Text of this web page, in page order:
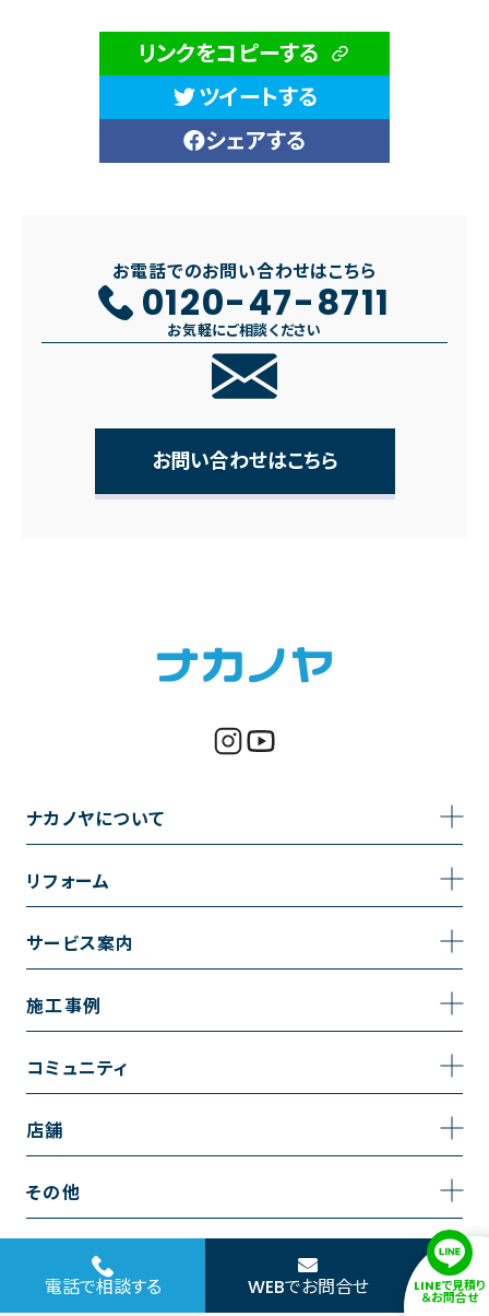
リンクをコピーする
ツイートする
シェアする
お電話でのお問い合わせはこちら
0120-47-8711
お気軽にご相談ください
お問い合わせはこちら
ナカノヤについて
事業内容
採用情報
リフォーム
トイレのリフォーム
キッチンのリフォーム
リノベーション
内装のリフォーム
水回りのリフォーム
外壁のリフォーム
サービス案内
サービスの流れ
施工事例
施工事例一覧
お風呂の施工事例
洗面の施工事例
コミュニティ
コミュニティ
お知らせ
店舗
越谷店
浦和店
その他
お問い合わせ
サイトポリシー
電話で相談する WEBでお問合せ LINEで見積り
＆お問合せ